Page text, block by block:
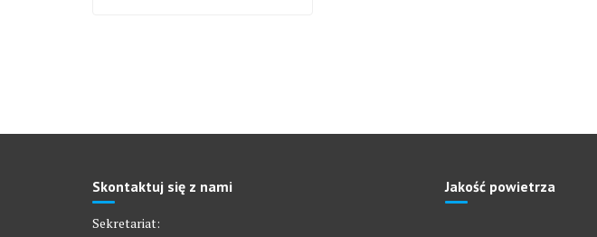
Skontaktuj się z nami
Sekretariat:
Jakość powietrza